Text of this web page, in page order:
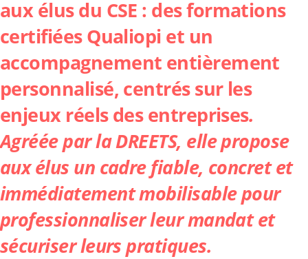
aux élus du CSE : des formations
certifiées Qualiopi et un
accompagnement entièrement
personnalisé, centrés sur les
enjeux réels des entreprises.
Agréée par la DREETS, elle propose
aux élus un cadre fiable, concret et
immédiatement mobilisable pour
professionnaliser leur mandat et
sécuriser leurs pratiques.